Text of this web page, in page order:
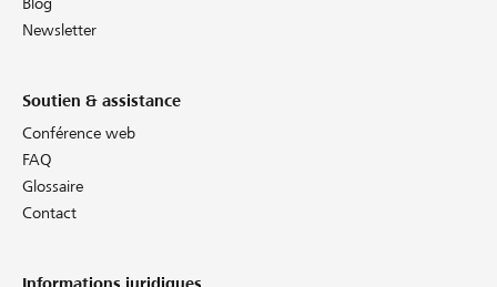
Newsletter
Soutien & assistance
Conférence web
FAQ
Glossaire
Contact
Informations juridiques